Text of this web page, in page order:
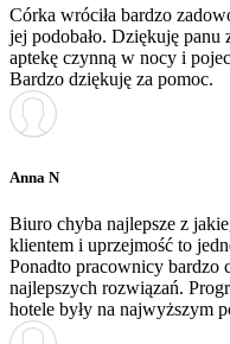
Córka wróciła bardzo
jej podobało. Dziękuję panu
aptekę czynną w nocy i
Bardzo dziękuję za pomoc.
Anna N
Biuro chyba najlepsze z
klientem i uprzejmość to
Ponadto pracownicy bardzo
najlepszych rozwiązań.
hotele były na najwyższym